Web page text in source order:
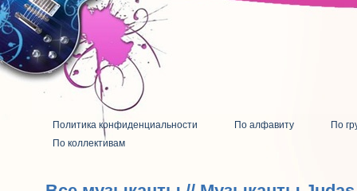
Политика конфиденциальности По алфавиту
По
По коллективам